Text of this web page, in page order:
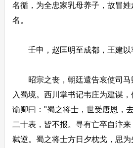
名循，为全忠家乳母养子，故冒
名。
壬申，赵匡明至成都，王建以
昭宗之丧，朝廷遣告哀使司马
入蜀境。西川掌书记韦庄为建谋
谕卿曰："蜀之将士，世受唐恩，
二十表，皆不报。寻有亡卒自汴
弑逆。蜀之将士方日夕枕戈，思